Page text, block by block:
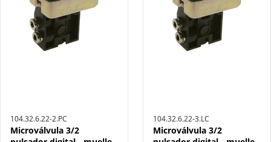
104.32.6.22-2.PC
Microválvula 3/2
104.32.6.22-3.LC
Microválvula 3/2